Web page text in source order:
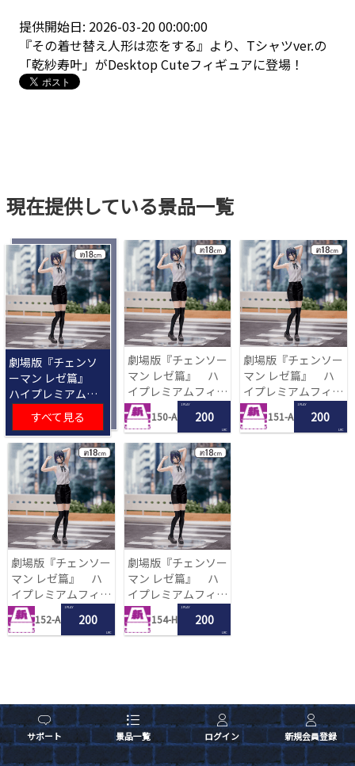
サポート 景品一覧 ログイン 新規会員登録
提供開始日: 2026-03-20 00:00:00
『その着せ替え人形は恋をする』より、Tシャツver.の
「乾紗寿叶」がDesktop Cuteフィギュアに登場！
現在提供している景品一覧
劇場版『チェンソ
ーマン レゼ篇』
ハイプレミアムフ
ィギュア‐レゼ‐
すべて見る
劇場版『チェンソー
マン レゼ篇』 ハ
イプレミアムフィギ
ュア‐レゼ‐
150-A
1 PLAY
200
LRC
劇場版『チェンソー
マン レゼ篇』 ハ
イプレミアムフィギ
ュア‐レゼ‐
151-A
1 PLAY
200
LRC
劇場版『チェンソー
マン レゼ篇』 ハ
イプレミアムフィギ
ュア‐レゼ‐
152-A
1 PLAY
200
LRC
劇場版『チェンソー
マン レゼ篇』 ハ
イプレミアムフィギ
ュア‐レゼ‐
154-H
1 PLAY
200
LRC